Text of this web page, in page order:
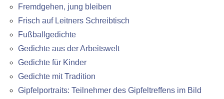
Fremdgehen, jung bleiben
Frisch auf Leitners Schreibtisch
Fußballgedichte
Gedichte aus der Arbeitswelt
Gedichte für Kinder
Gedichte mit Tradition
Gipfelportraits: Teilnehmer des Gipfeltreffens im Bild